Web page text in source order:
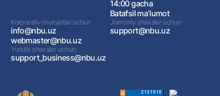
14:00 gacha
Batafsil maʼlumot
Korporativ murojatlar uchun
info@nbu.uz
webmaster@nbu.uz
Jismoniy shaxslar uchun
support@nbu.uz
Yuridik shaxslar uchun
support_business@nbu.uz